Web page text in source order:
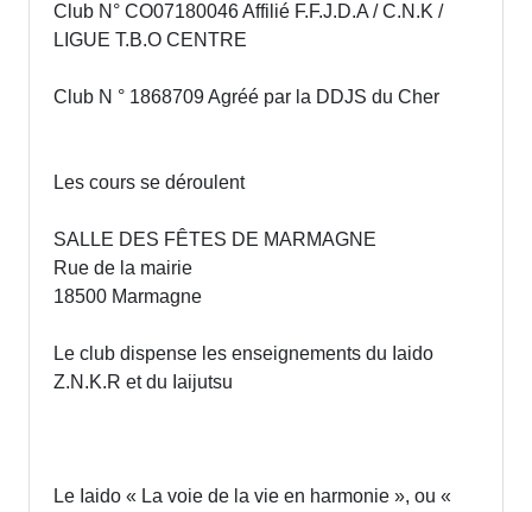
Club N° CO07180046 Affilié F.F.J.D.A / C.N.K /
LIGUE T.B.O CENTRE
Club N ° 1868709 Agréé par la DDJS du Cher
Les cours se déroulent
SALLE DES FÊTES DE MARMAGNE
Rue de la mairie
18500 Marmagne
Le club dispense les enseignements du Iaido
Z.N.K.R et du Iaijutsu
Le Iaido « La voie de la vie en harmonie », ou «